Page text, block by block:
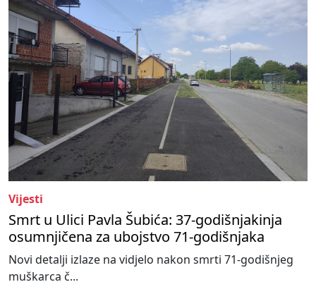
Vijesti
Smrt u Ulici Pavla Šubića: 37-godišnjakinja
osumnjičena za ubojstvo 71-godišnjaka
Novi detalji izlaze na vidjelo nakon smrti 71-godišnjeg
muškarca č...